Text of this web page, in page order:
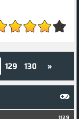
129 130 »
1129